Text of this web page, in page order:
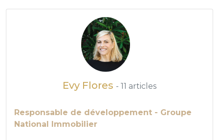
Evy Flores - 11 articles
Responsable de développement - Groupe
National Immobilier